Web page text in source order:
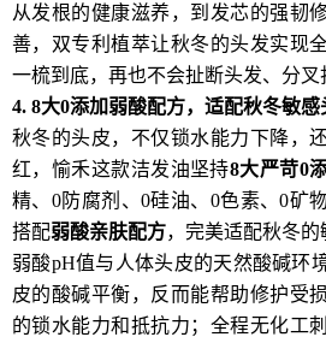
从发根的健康滋养，到发芯的强韧
善，双专利植萃让秋冬的头发实现
一梳到底，再也不会扯断头发、分叉
4. 8大0添加弱酸配方，适配秋冬敏
秋冬的头皮，不仅锁水能力下降，
红，愉禾这款洁发油坚持8大严苛0
精、0防腐剂、0硅油、0色素、0矿
搭配弱酸亲肤配方，完美适配秋冬的
弱酸pH值与人体头皮的天然酸碱环
皮的酸碱平衡，反而能帮助修护受
的锁水能力和抵抗力；全程无化工